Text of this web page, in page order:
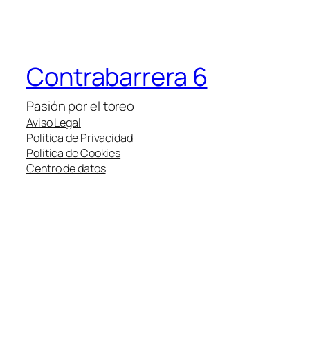
Contrabarrera 6
Pasión por el toreo
Aviso Legal
Política de Privacidad
Política de Cookies
Centro de datos